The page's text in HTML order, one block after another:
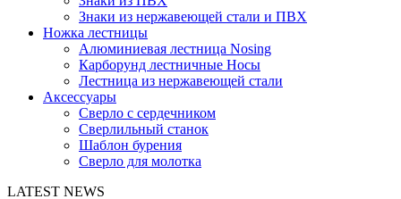
Знаки из нержавеющей стали и ПВХ
Ножка лестницы
Алюминиевая лестница Nosing
Карборунд лестничные Носы
Лестница из нержавеющей стали
Аксессуары
Сверло с сердечником
Сверлильный станок
Шаблон бурения
Сверло для молотка
LATEST NEWS